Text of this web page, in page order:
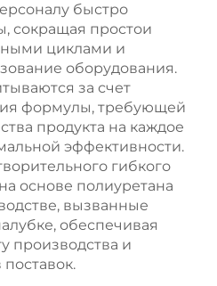
быстро
сокращая простои
циклами и
оборудования.
за счет
формулы, требующей
продукта на каждое
эффективности.
гибкого
основе полиуретана
вызванные
обеспечивая
производства и